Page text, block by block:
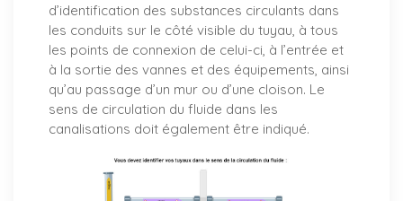
d’identification des substances circulants dans
les conduits sur le côté visible du tuyau, à tous
les points de connexion de celui-ci, à l’entrée et
à la sortie des vannes et des équipements, ainsi
qu’au passage d’un mur ou d’une cloison. Le
sens de circulation du fluide dans les
canalisations doit également être indiqué.